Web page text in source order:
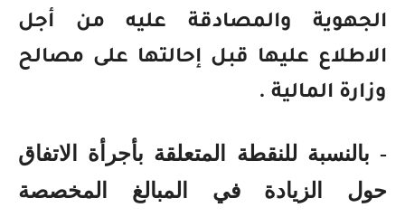
الجهوية والمصادقة عليه من أجل
الاطلاع عليها قبل إحالتها على مصالح
وزارة المالية .
- بالنسبة للنقطة المتعلقة بأجرأة الاتفاق
حول الزيادة في المبالغ المخصصة